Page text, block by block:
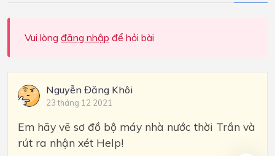
Vui lòng đăng nhập để hỏi bài
Nguyễn Đăng Khôi
23 tháng 12 2021
Em hãy vẽ sơ đồ bộ máy nhà nước thời Trần và
rút ra nhận xét Help!